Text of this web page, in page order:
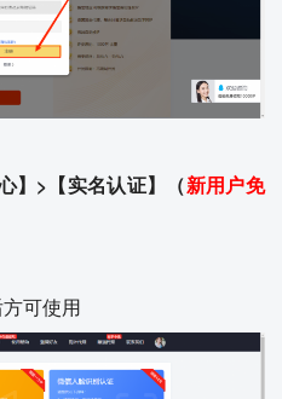
】>【实名认证】（新用户免
可使用